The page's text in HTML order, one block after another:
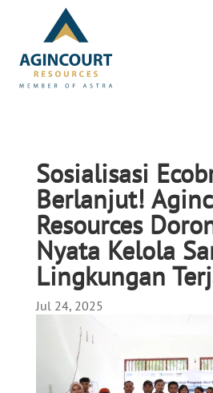
Sosialisasi
Berlanjut!
Resources
Nyata Kelola
Lingkungan
Jul 24, 2025